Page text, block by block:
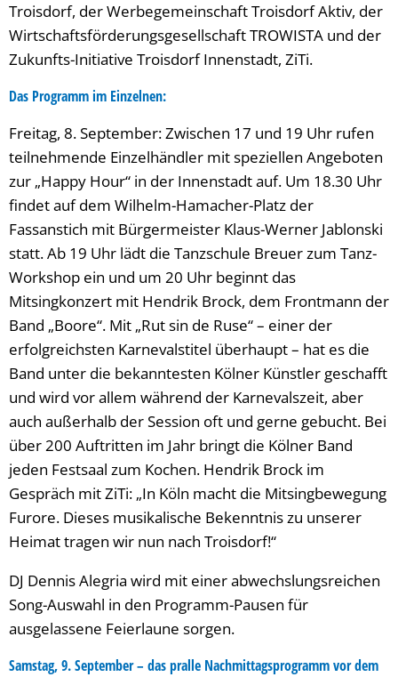
Troisdorf, der Werbegemeinschaft Troisdorf Aktiv, der
Wirtschaftsförderungsgesellschaft TROWISTA und der
Zukunfts-Initiative Troisdorf Innenstadt, ZiTi.
Das Programm im Einzelnen:
Freitag, 8. September: Zwischen 17 und 19 Uhr rufen
teilnehmende Einzelhändler mit speziellen Angeboten
zur „Happy Hour“ in der Innenstadt auf. Um 18.30 Uhr
findet auf dem Wilhelm-Hamacher-Platz der
Fassanstich mit Bürgermeister Klaus-Werner Jablonski
statt. Ab 19 Uhr lädt die Tanzschule Breuer zum Tanz-
Workshop ein und um 20 Uhr beginnt das
Mitsingkonzert mit Hendrik Brock, dem Frontmann der
Band „Boore“. Mit „Rut sin de Ruse“ – einer der
erfolgreichsten Karnevalstitel überhaupt – hat es die
Band unter die bekanntesten Kölner Künstler geschafft
und wird vor allem während der Karnevalszeit, aber
auch außerhalb der Session oft und gerne gebucht. Bei
über 200 Auftritten im Jahr bringt die Kölner Band
jeden Festsaal zum Kochen. Hendrik Brock im
Gespräch mit ZiTi: „In Köln macht die Mitsingbewegung
Furore. Dieses musikalische Bekenntnis zu unserer
Heimat tragen wir nun nach Troisdorf!“
DJ Dennis Alegria wird mit einer abwechslungsreichen
Song-Auswahl in den Programm-Pausen für
ausgelassene Feierlaune sorgen.
Samstag, 9. September – das pralle Nachmittagsprogramm vor dem